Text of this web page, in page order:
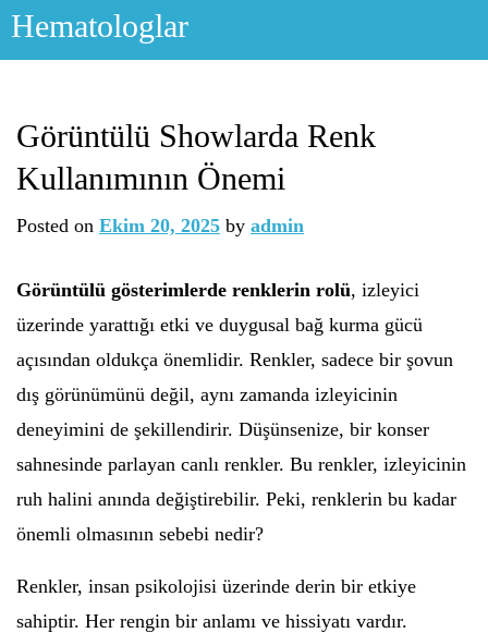
Skip
Hematologlar
Görüntülü Showlarda Renk
Kullanımının Önemi
Posted on Ekim 20, 2025 by admin
Görüntülü gösterimlerde renklerin rolü, izleyici
üzerinde yarattığı etki ve duygusal bağ kurma gücü
açısından oldukça önemlidir. Renkler, sadece bir şovun
dış görünümünü değil, aynı zamanda izleyicinin
deneyimini de şekillendirir. Düşünsenize, bir konser
sahnesinde parlayan canlı renkler. Bu renkler, izleyicinin
ruh halini anında değiştirebilir. Peki, renklerin bu kadar
önemli olmasının sebebi nedir?
Renkler, insan psikolojisi üzerinde derin bir etkiye
sahiptir. Her rengin bir anlamı ve hissiyatı vardır.